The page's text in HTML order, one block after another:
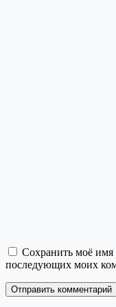
Сохранить моё имя
последующих моих